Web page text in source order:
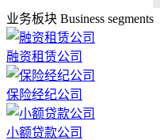
业务板块 Business segments
融资租赁公司
保险经纪公司
小额贷款公司